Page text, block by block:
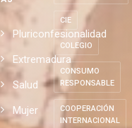
Pluriconfesionalidad
Extremadura
Salud
Mujer
CIE
COLEGIO
CONSUMO
RESPONSABLE
COOPERACIÓN
INTERNACIONAL